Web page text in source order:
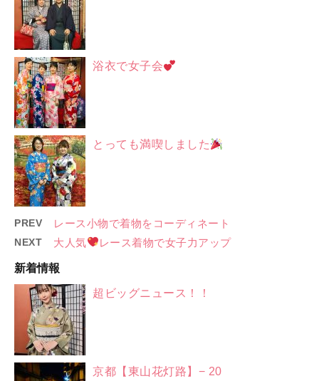
浴衣で女子会
とっても満喫しました
PREV レース小物で着物をコーディネート
NEXT 大人気 レース着物で女子力アップ
新着情報
超ビッグニュース！！
京都【東山花灯路】− 20